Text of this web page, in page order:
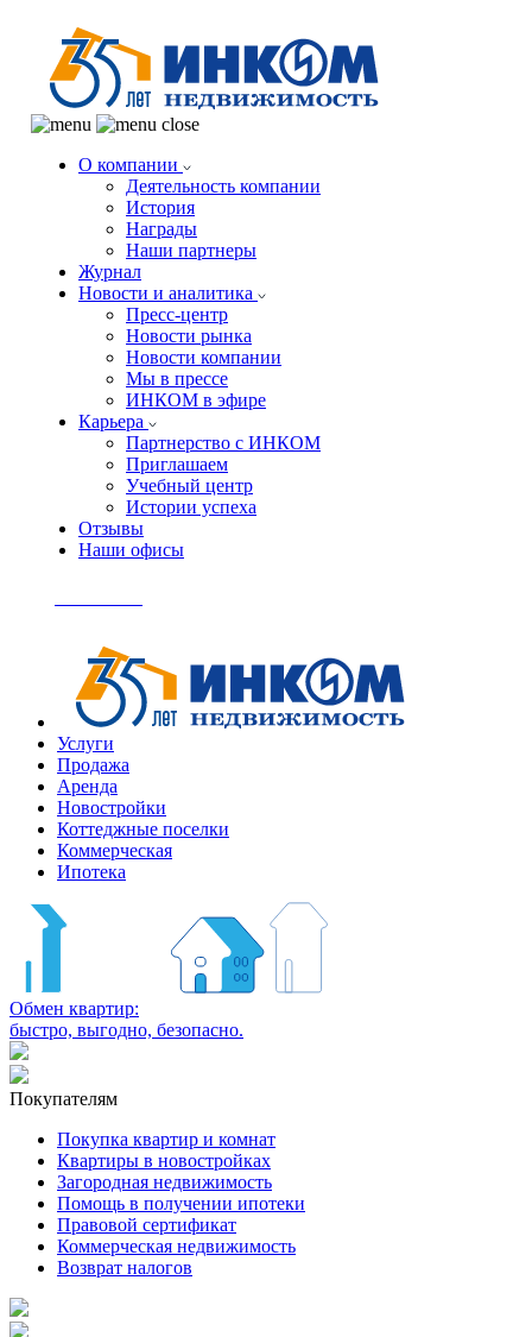
О компании
Деятельность компании
История
Награды
Наши партнеры
Журнал
Новости и аналитика
Пресс-центр
Новости рынка
Новости компании
Мы в прессе
ИНКОМ в эфире
Карьера
Партнерство с ИНКОМ
Приглашаем
Учебный центр
Истории успеха
Отзывы
Наши офисы
Услуги
Продажа
Аренда
Новостройки
Коттеджные поселки
Коммерческая
Ипотека
Обмен квартир:
быстро, выгодно, безопасно.
Покупателям
Покупка квартир и комнат
Квартиры в новостройках
Загородная недвижимость
Помощь в получении ипотеки
Правовой сертификат
Коммерческая недвижимость
Возврат налогов